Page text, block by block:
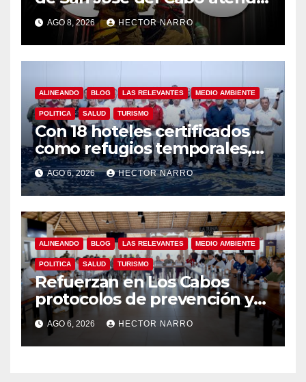
323 emergencias durante
julio
AGO 8, 2026 HECTOR NARRO
ALINEANDO BLOG LAS RELEVANTES MEDIO AMBIENTE
POLITICA SALUD TURISMO
Con 18 hoteles certificados
como refugios temporales,
Gobierno de Los Cabos
refuerza la prevención y
garantiza un destino seguro
AGO 6, 2026 HECTOR NARRO
ALINEANDO BLOG LAS RELEVANTES MEDIO AMBIENTE
POLITICA SALUD TURISMO
Refuerzan en Los Cabos
protocolos de prevención y
rescate en playas ante oleaje
y temporada de ciclones
AGO 6, 2026 HECTOR NARRO